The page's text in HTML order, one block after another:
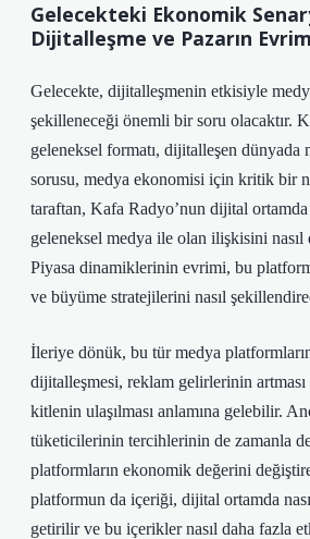
Gelecekteki Ekonomik
Dijitalleşme ve Pazarın
Gelecekte, dijitalleşmenin etkisiyle
şekilleneceği önemli bir soru olacaktır.
geleneksel formatı, dijitalleşen dünyada
sorusu, medya ekonomisi için kritik bir
taraftan, Kafa Radyo’nun dijital ortamda
geleneksel medya ile olan ilişkisini nasıl
Piyasa dinamiklerinin evrimi, bu
ve büyüme stratejilerini nasıl
İleriye dönük, bu tür medya
dijitalleşmesi, reklam gelirlerinin
kitlenin ulaşılması anlamına gelebilir.
tüketicilerinin tercihlerinin de zamanla
platformların ekonomik değerini
platformun da içeriği, dijital ortamda
getirilir ve bu içerikler nasıl daha fazla